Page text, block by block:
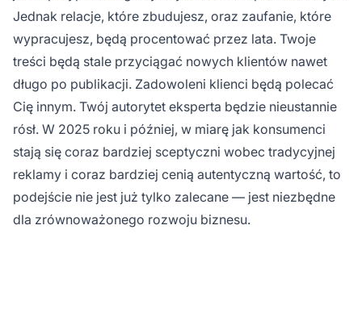
Jednak relacje, które zbudujesz, oraz zaufanie, które
wypracujesz, będą procentować przez lata. Twoje
treści będą stale przyciągać nowych klientów nawet
długo po publikacji. Zadowoleni klienci będą polecać
Cię innym. Twój autorytet eksperta będzie nieustannie
rósł. W 2025 roku i później, w miarę jak konsumenci
stają się coraz bardziej sceptyczni wobec tradycyjnej
reklamy i coraz bardziej cenią autentyczną wartość, to
podejście nie jest już tylko zalecane — jest niezbędne
dla zrównoważonego rozwoju biznesu.